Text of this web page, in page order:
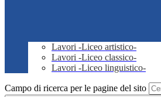
Lavori -Liceo artistico-
Lavori -Liceo classico-
Lavori -Liceo linguistico-
Campo di ricerca per le pagine del sito